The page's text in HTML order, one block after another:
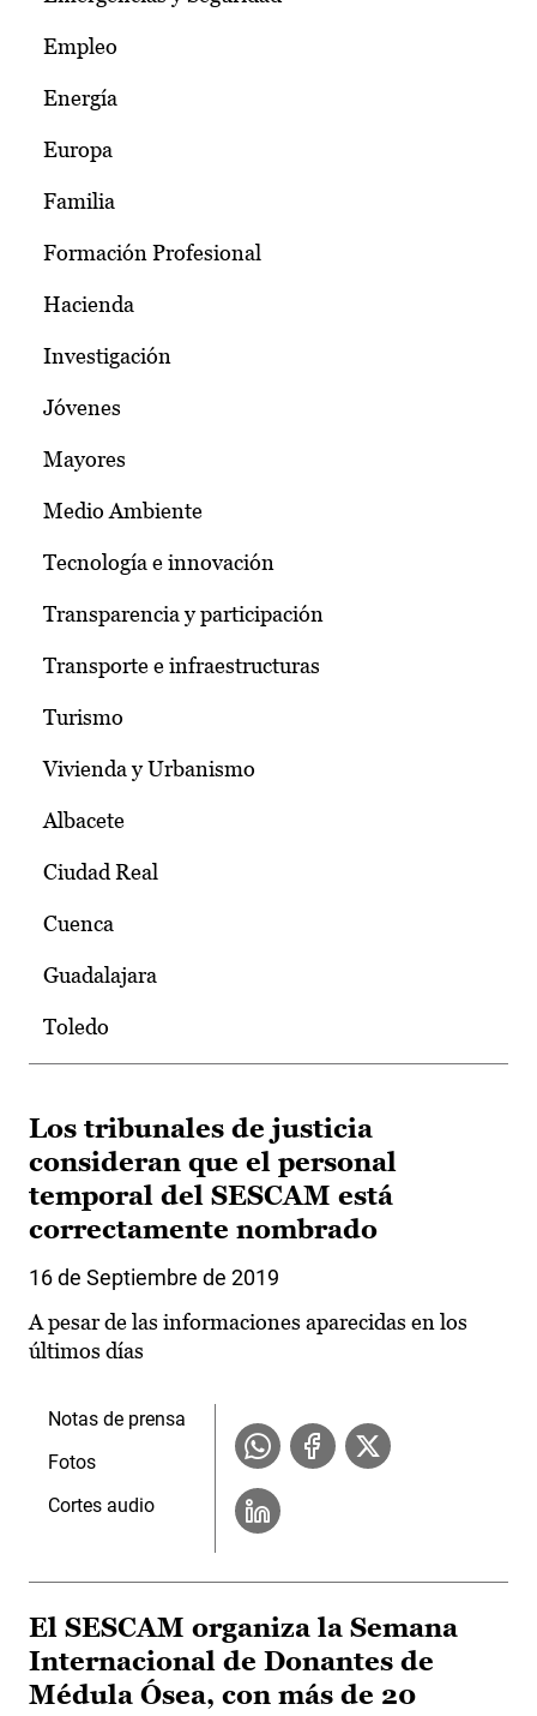
Empleo
Energía
Europa
Familia
Formación Profesional
Hacienda
Investigación
Jóvenes
Mayores
Medio Ambiente
Tecnología e innovación
Transparencia y participación
Transporte e infraestructuras
Turismo
Vivienda y Urbanismo
Albacete
Ciudad Real
Cuenca
Guadalajara
Toledo
Los tribunales de justicia
consideran que el personal
temporal del SESCAM está
correctamente nombrado
16 de Septiembre de 2019
A pesar de las informaciones aparecidas en los
últimos días
Notas de prensa
Fotos
Cortes audio
El SESCAM organiza la Semana
Internacional de Donantes de
Médula Ósea, con más de 20